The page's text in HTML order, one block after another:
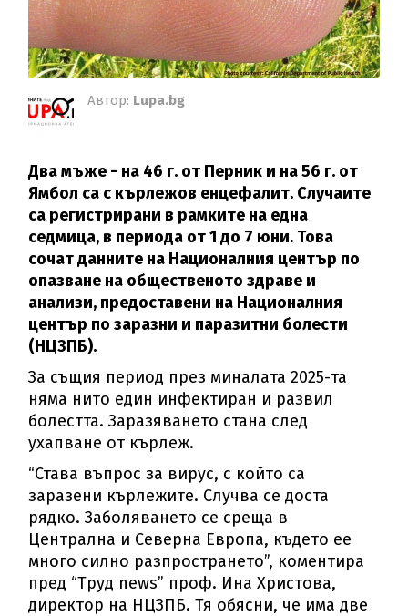
Автор: Lupa.bg
Два мъже - на 46 г. от Перник и на 56 г. от
Ямбол са с кърлежов енцефалит. Случаите
са регистрирани в рамките на една
седмица, в периода от 1 до 7 юни. Това
сочат данните на Националния център по
опазване на общественото здраве и
анализи, предоставени на Националния
център по заразни и паразитни болести
(НЦЗПБ).
За същия период през миналата 2025-та
няма нито един инфектиран и развил
болестта. Заразяването стана след
ухапване от кърлеж.
“Става въпрос за вирус, с който са
заразени кърлежите. Случва се доста
рядко. Заболяването се среща в
Централна и Северна Европа, където ее
много силно разпространето”, коментира
пред “Труд news” проф. Ина Христова,
директор на НЦЗПБ. Тя обясни, че има две